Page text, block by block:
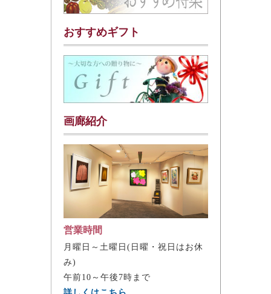
おすすめギフト
画廊紹介
営業時間
月曜日～土曜日(日曜・祝日はお休
み)
午前10～午後7時まで